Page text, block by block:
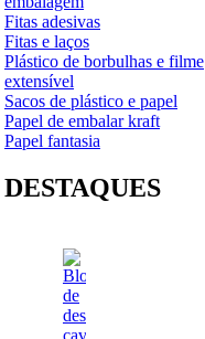
Fitas adesivas
Fitas e laços
Plástico de borbulhas e filme
extensível
Sacos de plástico e papel
Papel de embalar kraft
Papel fantasia
DESTAQUES